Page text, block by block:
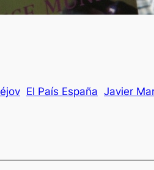
El País España Javier